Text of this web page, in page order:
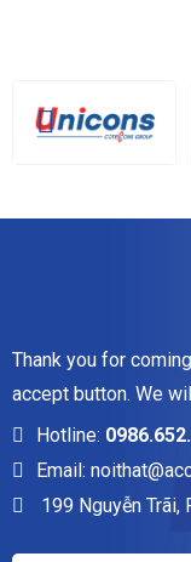
Thank you for
accept button. We
Hotline:
Email:
199 Nguyễn Trãi,